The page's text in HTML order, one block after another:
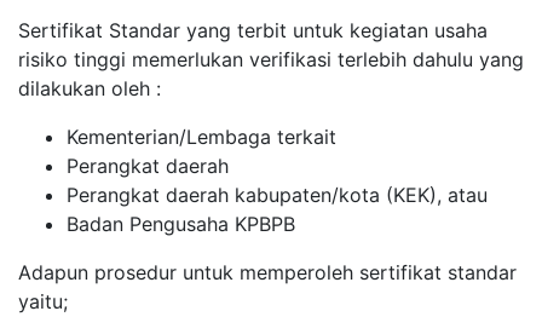
Sertifikat Standar yang terbit untuk kegiatan usaha
risiko tinggi memerlukan verifikasi terlebih dahulu yang
dilakukan oleh :
Kementerian/Lembaga terkait
Perangkat daerah
Perangkat daerah kabupaten/kota (KEK), atau
Badan Pengusaha KPBPB
Adapun prosedur untuk memperoleh sertifikat standar
yaitu;